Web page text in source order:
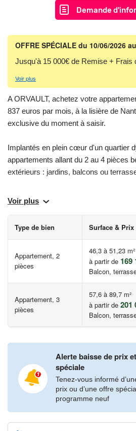
Demande
OFFRE SPÉCIALE du 10/06/2026
Jusqu'à 15 000€ de Remise + Frais
Voir plus
A ORVAULT, achetez votre
837 euros par mois, à la lisière de
exclusive du moment à saisir.
Implantés en plein cœur d'un quartier
appartements allant du 2 au 4 pièces
extérieurs : jardins, balcons ou
Notre emplacement stratégique permet
quotidien. Pour les amateurs de sport,
trouve à seulement 7 minutes à pied.
La ville d'Orvault est desservie par un
: l'arrêt de bus _ Les Lions _ de la
Pour les déplacements inter-
25 min en voiture, permettant de
grandes villes comme Paris ou
De plus, les principaux axes routiers
d'activités économiques environnantes.
Contactez dès maintenant un de nos
tous nos appartements neufs à Orvault !
Voir plus
Type de bien Surface & Prix
Appartement, 2
pièces
46,3 à 51,23 m²
à partir de 169
Balcon,
Appartement, 3
pièces
57,6 à 89,7 m²
à partir de 201
Balcon,
Alerte baisse de prix
spéciale
Tenez-vous informé
prix ou d’une offre
programme neuf